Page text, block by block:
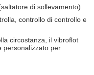
di sollevamento)
controllo di controllo e
circostanza, il vibroflot
personalizzato per